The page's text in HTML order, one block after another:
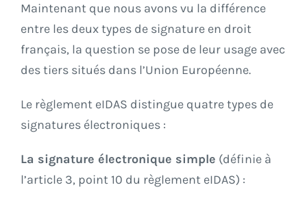
Maintenant que nous avons vu la différence
entre les deux types de signature en droit
français, la question se pose de leur usage avec
des tiers situés dans l’Union Européenne.
Le règlement eIDAS distingue quatre types de
signatures électroniques :
La signature électronique simple (définie à
l’article 3, point 10 du règlement eIDAS) :